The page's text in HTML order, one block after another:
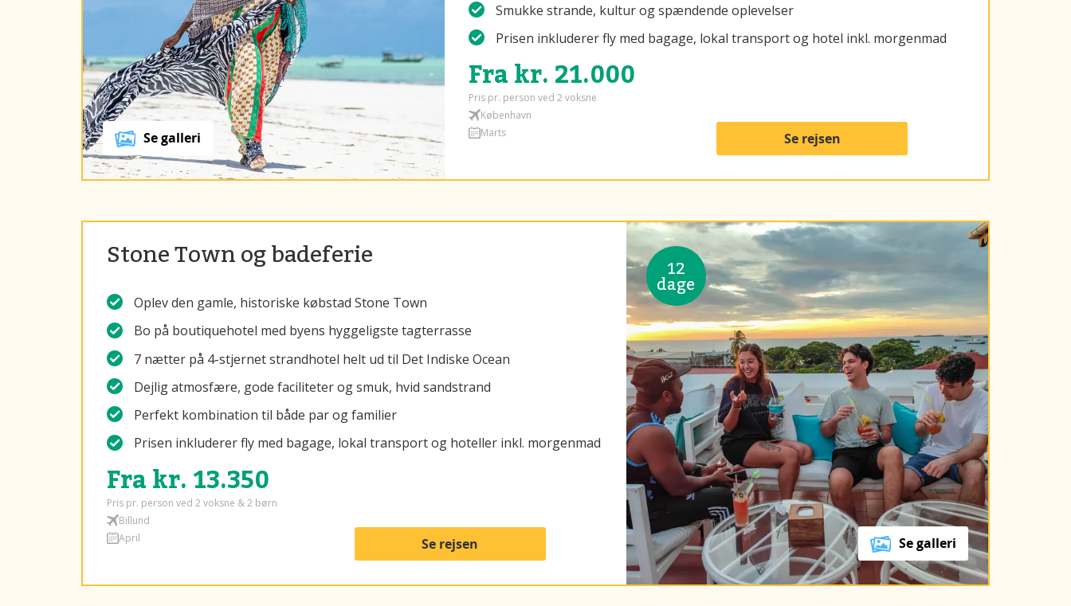
Se galleri
Smukke strande, kultur og spændende oplevelser
Prisen inkluderer fly med bagage, lokal transport og hotel inkl. morgenmad
Fra kr. 21.000
Pris pr. person ved 2 voksne
København
Marts
Se rejsen
12
dage
Se galleri
Stone Town og badeferie
Oplev den gamle, historiske købstad Stone Town
Bo på boutiquehotel med byens hyggeligste tagterrasse
7 nætter på 4-stjernet strandhotel helt ud til Det Indiske Ocean
Dejlig atmosfære, gode faciliteter og smuk, hvid sandstrand
Perfekt kombination til både par og familier
Prisen inkluderer fly med bagage, lokal transport og hoteller inkl. morgenmad
Fra kr. 13.350
Pris pr. person ved 2 voksne & 2 børn
Billund
April
Se rejsen